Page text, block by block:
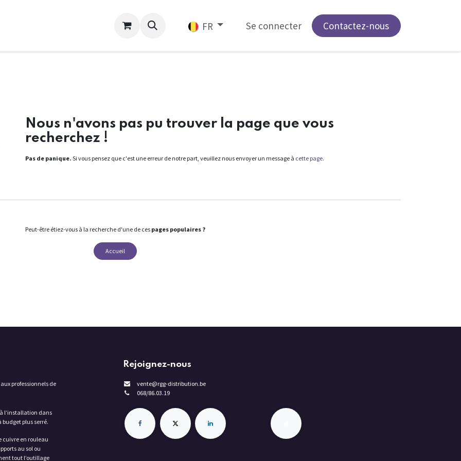
FR Se connecter Contactez-nous
Erreur 404
Nous n'avons pas pu trouver la page que vous
recherchez !
Pas de panique. Si vous pensez que c'est une erreur de notre part, veuillez nous envoyer un message à cette page.
Peut-être étiez-vous à la recherche d'une de ces pages populaires ?
Accueil
professionnels de
l’installation dans
plus serré.
cuivre en rouleau
au sol ou
tout l’outillage
Rejoignez-nous
vente@rgg-distribution.be
068/86.03.19